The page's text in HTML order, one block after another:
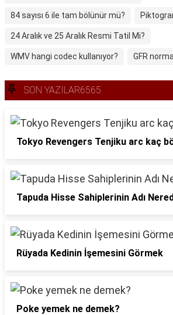
84 sayısı 6 ile tam bölünür mü?
24 Aralık ve 25 Aralık Resmi Tatil Mi?
WMV hangi codec kullanıyor? GFR
SON YAZILAR6565
Tokyo Revengers Tenjiku arc kaç
Tapuda Hisse Sahiplerinin Adı
Rüyada Kedinin İşemesini Görmek
Poke yemek ne demek?